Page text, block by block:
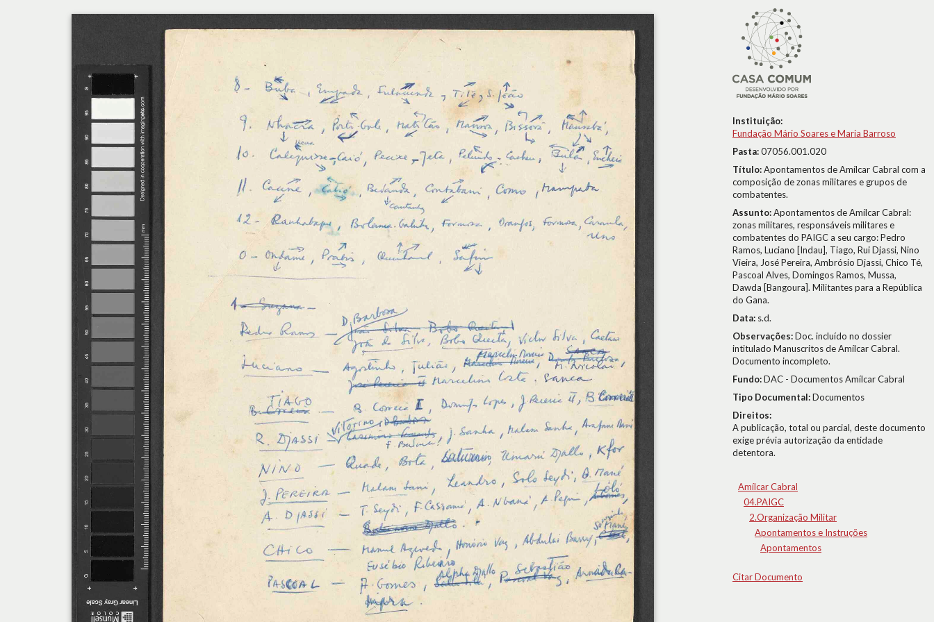
Instituição:
Fundação Mário Soares e Maria Barroso
Pasta:07056.001.020
Título:Apontamentos de Amílcar Cabral com a
composição de zonas militares e grupos de
combatentes.
Assunto:Apontamentos de Amílcar Cabral:
zonas militares, responsáveis militares e
combatentes do PAIGC a seu cargo: Pedro
Ramos, Luciano [Indau], Tiago, Rui Djassi, Nino
Vieira, José Pereira, Ambrósio Djassi, Chico Té,
Pascoal Alves, Domingos Ramos, Mussa,
Dawda [Bangoura]. Militantes para a República
do Gana.
Data: s.d.
Observações:Doc. incluído no dossier
intitulado Manuscritos de Amílcar Cabral.
Documento incompleto.
Fundo:DAC - Documentos Amílcar Cabral
Tipo Documental:Documentos
Direitos:
A publicação, total ou parcial, deste documento
exige prévia autorização da entidade
detentora.
Amílcar Cabral
04.PAIGC
2.Organização Militar
Apontamentos e Instruções
Apontamentos
Citar Documento